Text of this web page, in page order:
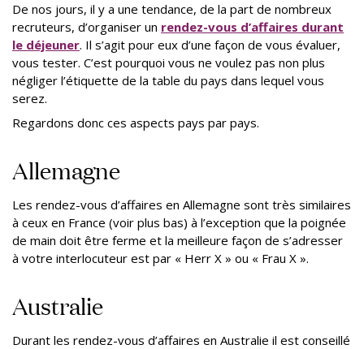
De nos jours, il y a une tendance, de la part de nombreux
recruteurs, d’organiser un rendez-vous d’affaires durant
le déjeuner. Il s’agit pour eux d’une façon de vous évaluer,
vous tester. C’est pourquoi vous ne voulez pas non plus
négliger l’étiquette de la table du pays dans lequel vous
serez.
Regardons donc ces aspects pays par pays.
Allemagne
Les rendez-vous d’affaires en Allemagne sont très similaires
à ceux en France (voir plus bas) à l’exception que la poignée
de main doit être ferme et la meilleure façon de s’adresser
à votre interlocuteur est par « Herr X » ou « Frau X ».
Australie
Durant les rendez-vous d’affaires en Australie il est conseillé